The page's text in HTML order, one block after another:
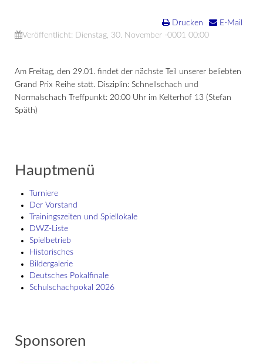
Drucken
E-Mail
Veröffentlicht: Dienstag, 30. November -0001 00:00
Am Freitag, den 29.01. findet der nächste Teil unserer beliebten
Grand Prix Reihe statt. Disziplin: Schnellschach und
Normalschach Treffpunkt: 20:00 Uhr im Kelterhof 13 (Stefan
Späth)
Hauptmenü
Turniere
Der Vorstand
Trainingszeiten und Spiellokale
DWZ-Liste
Spielbetrieb
Historisches
Bildergalerie
Deutsches Pokalfinale
Schulschach­pokal 2026
Sponsoren